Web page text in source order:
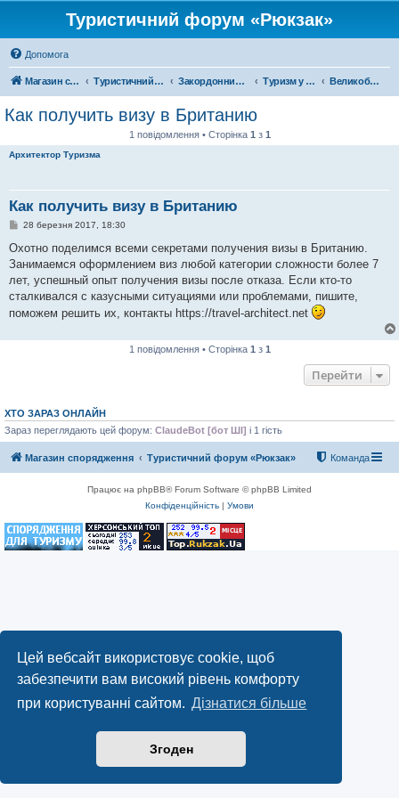
Цей вебсайт використовує cookie, щоб
забезпечити вам високий рівень комфорту
при користуванні сайтом. Дізнатися більше
Згоден
Туристичний форум «Рюкзак»
Допомога
Магазин спорядження Туристичний форум «Рюкзак» Закордонний туризм Туризм у Європі Великобританія
Как получить визу в Британию
1 повідомлення • Сторінка 1 з 1
Архитектор Туризма
Как получить визу в Британию
П
в
д
о
л
е
н
я
28 березня 2017, 18:30
Охотно поделимся всеми секретами получения визы в Британию.
Занимаемся оформлением виз любой категории сложности более 7
лет, успешный опыт получения визы после отказа. Если кто-то
сталкивался с казусными ситуациями или проблемами, пишите,
поможем решить их, контакты https://travel-architect.net
1 повідомлення • Сторінка 1 з 1
Перейти
ХТО ЗАРАЗ ОНЛАЙН
Зараз переглядають цей форум: ClaudeBot [бот ШІ] і 1 гість
Магазин спорядження Туристичний форум «Рюкзак» Команда
Працює на phpBB® Forum Software © phpBB Limited
Конфіденційність | Умови